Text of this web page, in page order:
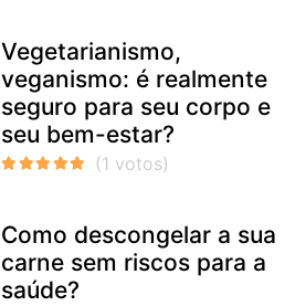
Vegetarianismo,
veganismo: é realmente
seguro para seu corpo e
seu bem-estar?
Como descongelar a sua
carne sem riscos para a
saúde?